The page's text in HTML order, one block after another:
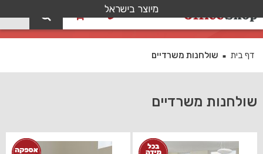
מיוצר בישראל
שולחנות משרדיים
דף בית ■ שולחנות משרדיים
שולחנות משרדיים